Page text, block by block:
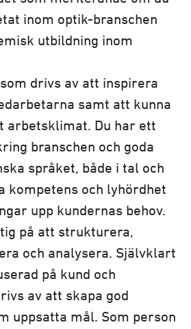
inom optik-branschen
utbildning inom
drivs av att inspirera
samt att kunna
arbetsklimat. Du har ett
branschen och goda
språket, både i tal och
kompetens och lyhördhet
upp kundernas behov.
på att strukturera,
och analysera. Självklart
på kund och
av att skapa god
uppsatta mål. Som person